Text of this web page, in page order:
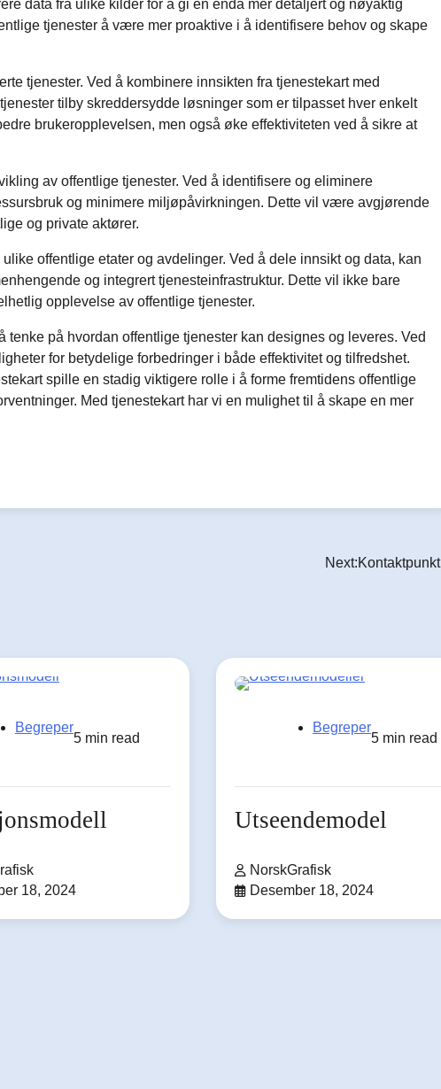
data fra ulike kilder for å gi en enda mer detaljert og nøyaktig
tjenester å være mer proaktive i å identifisere behov og skape
tjenester. Ved å kombinere innsikten fra tjenestekart med
tilby skreddersydde løsninger som er tilpasset hver enkelt
brukeropplevelsen, men også øke effektiviteten ved å sikre at
av offentlige tjenester. Ved å identifisere og eliminere
og minimere miljøpåvirkningen. Dette vil være avgjørende
og private aktører.
ulike offentlige etater og avdelinger. Ved å dele innsikt og data, kan
og integrert tjenesteinfrastruktur. Dette vil ikke bare
opplevelse av offentlige tjenester.
på hvordan offentlige tjenester kan designes og leveres. Ved
for betydelige forbedringer i både effektivitet og tilfredshet.
spille en stadig viktigere rolle i å forme fremtidens offentlige
Med tjenestekart har vi en mulighet til å skape en mer
Next:Kontaktpunkt
Begreper
5 min read
18, 2024
Begreper
5 min read
Utseendemodel
NorskGrafisk
Desember 18, 2024